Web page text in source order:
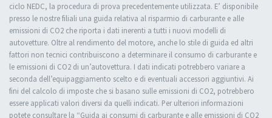
ciclo NEDC, la procedura di prova precedentemente utilizzata. E’ disponibile
presso le nostre filiali una guida relativa al risparmio di carburante e alle
emissioni di CO2 che riporta i dati inerenti a tutti i nuovi modelli di
autovetture. Oltre al rendimento del motore, anche lo stile di guida ed altri
fattori non tecnici contribuiscono a determinare il consumo di carburante e
le emissioni di CO2 di un’autovettura. I dati indicati potrebbero variare a
seconda dell’equipaggiamento scelto e di eventuali accessori aggiuntivi. Ai
fini del calcolo di imposte che si basano sulle emissioni di CO2, potrebbero
essere applicati valori diversi da quelli indicati. Per ulteriori informazioni
potete consultare la “Guida ai consumi di carburante e alle emissioni di CO2